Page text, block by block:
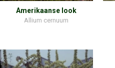
Amerikaanse look
Allium cernuum